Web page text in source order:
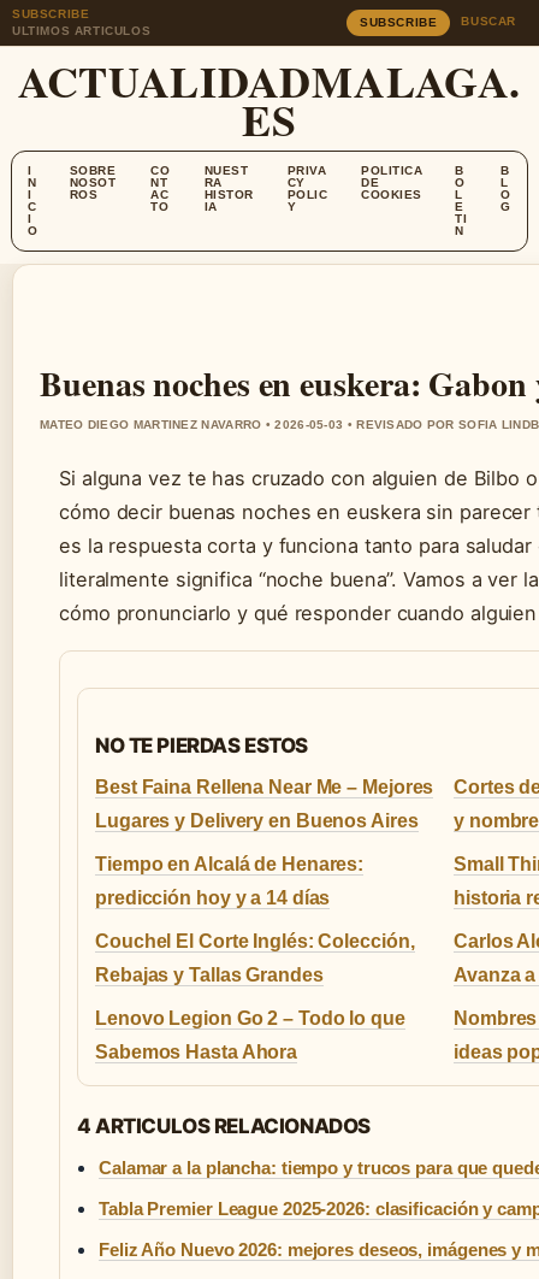
SUBSCRIBE
ULTIMOS ARTICULOS
SUBSCRIBE BUSCAR
ACTUALIDADMALAGA.
ES
I
N
I
C
I
O
SOBRE
NOSOT
ROS
CO
NT
AC
TO
NUEST
RA
HISTOR
IA
PRIVA
CY
POLIC
Y
POLITICA
DE
COOKIES
B
O
L
E
TI
N
B
L
O
G
Buenas noches en euskera: Gabon
MATEO DIEGO MARTINEZ NAVARRO • 2026-05-03 • REVISADO POR SOFIA
Si alguna vez te has cruzado con alguien de Bilbo
cómo decir buenas noches en euskera sin
es la respuesta corta y funciona tanto para
literalmente significa “noche buena”. Vamos a ver
cómo pronunciarlo y qué responder cuando
NO TE PIERDAS ESTOS
Best Faina Rellena Near Me – Mejores
Lugares y Delivery en Buenos Aires
Cortes
y
Tiempo en Alcalá de Henares:
predicción hoy y a 14 días
Small
historia
Couchel El Corte Inglés: Colección,
Rebajas y Tallas Grandes
Carlos
Avanza
Lenovo Legion Go 2 – Todo lo que
Sabemos Hasta Ahora
ideas
4 ARTICULOS RELACIONADOS
Calamar a la plancha: tiempo y trucos para que
Tabla Premier League 2025-2026: clasificación y
Feliz Año Nuevo 2026: mejores deseos, imágenes y